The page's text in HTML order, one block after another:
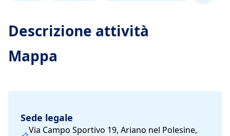
Descrizione attività
Mappa
Sede legale
Via Campo Sportivo 19, Ariano nel Polesine,